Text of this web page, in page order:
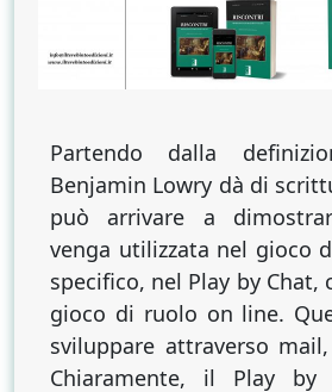
ruolo
come
Partendo dalla
Benjamin Lowry dà di
può arrivare a
venga utilizzata nel gioco
specifico, nel Play by Chat,
gioco di ruolo on line.
sviluppare attraverso
Chiaramente, il Play